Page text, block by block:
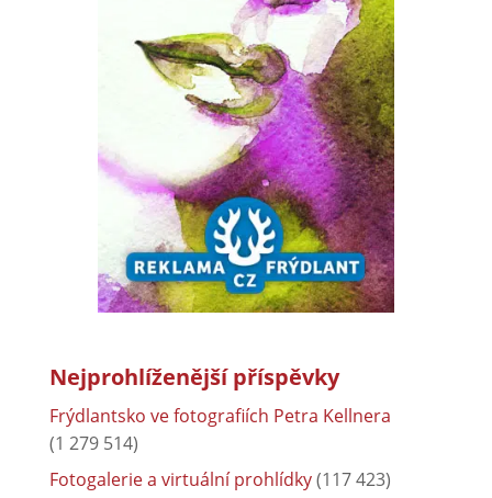
Nejprohlíženější příspěvky
Frýdlantsko ve fotografiích Petra Kellnera
(1 279 514)
Fotogalerie a virtuální prohlídky(117 423)